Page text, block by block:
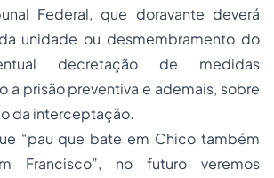
Federal, que doravante deverá
unidade ou desmembramento do
decretação de medidas
a prisão preventiva e ademais, sobre
da interceptação.
“pau que bate em Chico também
Francisco”, no futuro veremos